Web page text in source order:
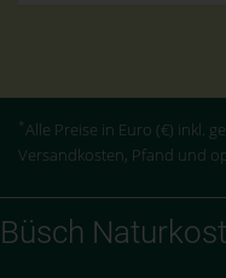
*Alle Preise in Euro (€) inkl.
Versandkosten, Pfand und
Büsch Naturkost